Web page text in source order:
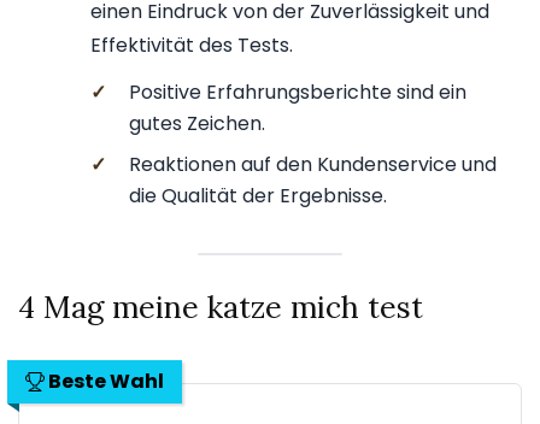
einen Eindruck von der Zuverlässigkeit und
Effektivität des Tests.
✓
Positive Erfahrungsberichte sind ein
gutes Zeichen.
✓
Reaktionen auf den Kundenservice und
die Qualität der Ergebnisse.
4 Mag meine katze mich test
Beste Wahl